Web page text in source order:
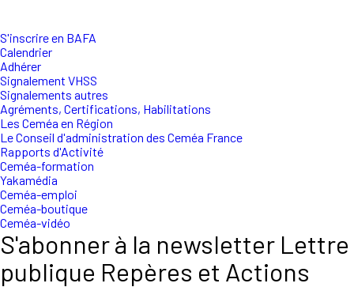
S'inscrire en BAFA
Calendrier
Adhérer
Signalement VHSS
Signalements autres
Agréments, Certifications, Habilitations
Les Ceméa en Région
Le Conseil d'administration des Ceméa France
Rapports d'Activité
Ceméa-formation
Yakamédia
Ceméa-emploi
Ceméa-boutique
Ceméa-vidéo
S'abonner à la newsletter Lettre
publique Repères et Actions